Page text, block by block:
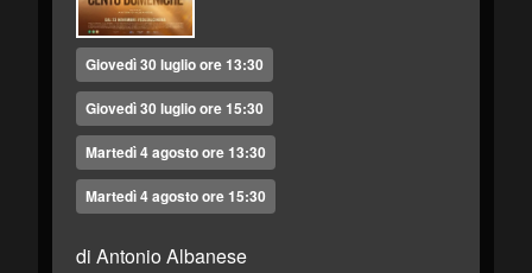
Giovedì 30 luglio ore 13:30
Giovedì 30 luglio ore 15:30
Martedì 4 agosto ore 13:30
Martedì 4 agosto ore 15:30
di Antonio Albanese